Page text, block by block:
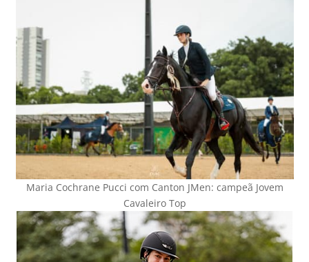
Maria Cochrane Pucci com Canton JMen: campeã Jovem
Cavaleiro Top